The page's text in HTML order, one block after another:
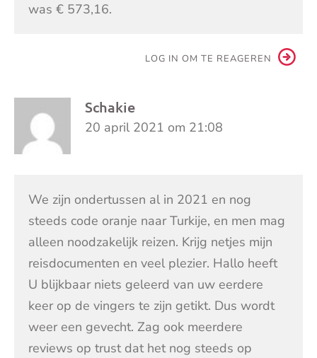
was € 573,16.
LOG IN OM TE REAGEREN
Schakie
20 april 2021 om 21:08
We zijn ondertussen al in 2021 en nog
steeds code oranje naar Turkije, en men mag
alleen noodzakelijk reizen. Krijg netjes mijn
reisdocumenten en veel plezier. Hallo heeft
U blijkbaar niets geleerd van uw eerdere
keer op de vingers te zijn getikt. Dus wordt
weer een gevecht. Zag ook meerdere
reviews op trust dat het nog steeds op